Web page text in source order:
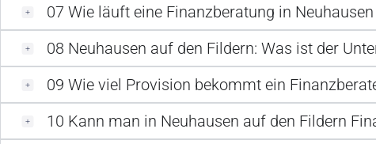
07 Wie läuft eine Finanzberatung in
08 Neuhausen auf den Fildern: Was ist der
09 Wie viel Provision bekommt ein
10 Kann man in Neuhausen auf den Fildern